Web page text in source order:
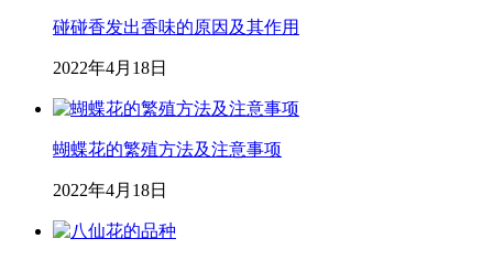
碰碰香发出香味的原因及其作用
2022年4月18日
蝴蝶花的繁殖方法及注意事项
2022年4月18日